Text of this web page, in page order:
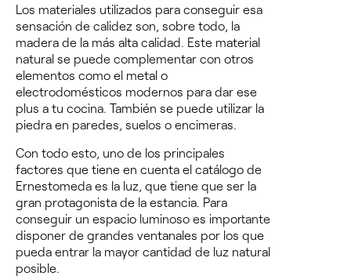
Los materiales utilizados para conseguir esa
sensación de calidez son, sobre todo, la
madera de la más alta calidad. Este material
natural se puede complementar con otros
elementos como el metal o
electrodomésticos modernos para dar ese
plus a tu cocina . También se puede utilizar la
piedra en paredes, suelos o encimeras.
Con todo esto, uno de los principales
factores que tiene en cuenta el catálogo de
Ernestomeda es la luz, que tiene que ser la
gran protagonista de la estancia . Para
conseguir un espacio luminoso es importante
disponer de grandes ventanales por los que
pueda entrar la mayor cantidad de luz natural
posible.